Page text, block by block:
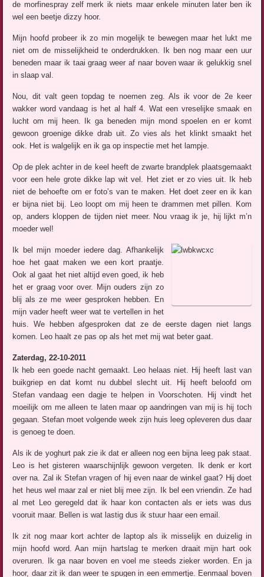
de morfinespray zelf merk ik niets maar enkele minuten later ben ik
wel een beetje dizzy hoor.
Mijn hoofd probeer ik zo min mogelijk te bewegen maar het lukt me
niet om de misselijkheid te onderdrukken. Ik ben nog maar een uur
beneden maar ik taai graag weer af naar boven waar ik gelukkig snel
in slaap val.
Nou, dit valt geen topdag te noemen zeg. Als ik voor de 2e keer
wakker word vandaag is het al half 4. Wat een vreselijke smaak en
lucht om mij heen. Ik ga beneden mijn mond spoelen en er komt
gewoon groenige dikke drab uit. Zo vies als het klinkt smaakt het
ook. Het is walgelijk en ik ga op inspectie met het lampje.
Op de plek achter in de keel heeft de zwarte brandplek plaatsgemaakt
voor een hele grote dikke lap wit vel. Het ziet er zo vies uit. Ik heb
niet de behoefte om er foto’s van te maken. Het doet zeer en ik kan
er bijna niet bij. Leo loopt om mij heen te drammen met pillen. Kom
op, anders kloppen de tijden niet meer. Nou vraag ik je, hij lijkt m’n
moeder wel!
Ik bel mijn moeder iedere dag. Afhankelijk
hoe het gaat maken we een kort praatje.
Ook al gaat het niet altijd even goed, ik heb
het er graag voor over. Mijn ouders zijn zo
blij als ze me weer gesproken hebben. En
mijn vader heeft weer wat te vertellen in het
huis. We hebben afgesproken dat ze de eerste dagen niet langs
komen. Leo haalt ze pas op als het met mij wat beter gaat.
Zaterdag, 22-10-2011
Ik heb een goede nacht gemaakt. Leo helaas niet. Hij heeft last van
buikgriep en dat komt nu dubbel slecht uit. Hij heeft beloofd om
Stefan vandaag een dagje te helpen in Voorschoten. Hij vindt het
moeilijk om me alleen te laten maar op aandringen van mij is hij toch
gegaan. Stefan moet volgende week zijn huis leeg opleveren dus daar
is genoeg te doen.
Als ik de yoghurt pak zie ik dat er alleen nog een bijna leeg pak staat.
Leo is het gisteren waarschijnlijk gewoon vergeten. Ik denk er kort
over na. Zal ik Stefan vragen of hij even naar de winkel gaat? Hij doet
het heus wel maar zal er niet blij mee zijn. Ik bel een vriendin. Ze had
al met Leo geregeld dat ik haar kon contacten als er iets was dus
vooruit maar. Bellen is wat lastig dus ik stuur haar een email.
Ik zit nog maar kort achter de laptop als ik misselijk en duizelig in
mijn hoofd word. Aan mijn hartslag te merken draait mijn hart ook
overuren. Ik ga naar boven en voel me steeds zieker worden. En ja
hoor, daar zit ik dan weer te spugen in een emmertje. Eenmaal boven